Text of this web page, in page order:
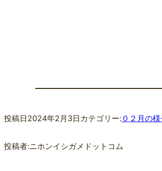
投稿日2024年2月3日 カテゴリー:０２月の
投稿者:ニホンイシガメドットコム